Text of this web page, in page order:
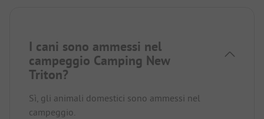
I cani sono ammessi nel
campeggio Camping New
Triton?
Sì, gli animali domestici sono ammessi nel
campeggio.